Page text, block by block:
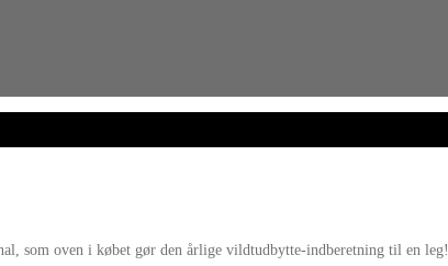
som oven i købet gør den årlige vildtudbytte-indberetning til en leg!